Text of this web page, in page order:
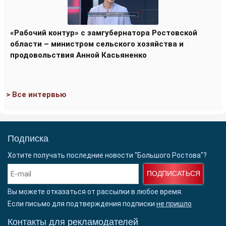
«Рабочий контур» с замгубернатора Ростовской
области – министром сельского хозяйства и
продовольствия Анной Касьяненко
> Все интервью
Подписка
Хотите получать последние новости "Большого Ростова"?
ПОДПИСАТЬСЯ
Вы можете отказаться от рассылки в любое время.
Если письмо для подтверждения подписки не пришло
Контакты для рекламодателей